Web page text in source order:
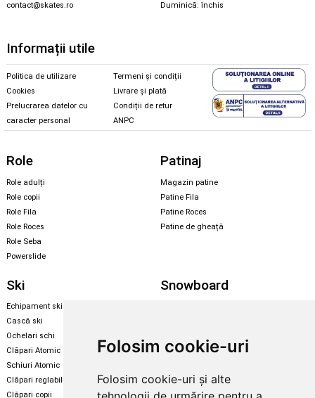
Folosim cookie-uri
Folosim cookie-uri și alte
contact@skates.ro
Duminică: închis
Informații utile
Politica de utilizare
Cookies
Prelucrarea datelor cu
caracter personal
Termeni și condiții
Livrare și plată
Condiții de retur
ANPC
Role
Role adulți
Role copii
Role Fila
Role Roces
Role Seba
Powerslide
Patinaj
Magazin patine
Patine Fila
Patine Roces
Patine de gheață
Ski
Echipament ski
Cască ski
Ochelari schi
Clăpari Atomic
Schiuri Atomic
Clăpari reglabili
Clăpari copii
Snowboard
Santa Cruz